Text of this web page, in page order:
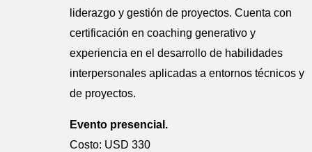
liderazgo y gestión de proyectos. Cuenta con
certificación en coaching generativo y
experiencia en el desarrollo de habilidades
interpersonales aplicadas a entornos técnicos y
de proyectos.
Evento presencial.
Costo: USD 330